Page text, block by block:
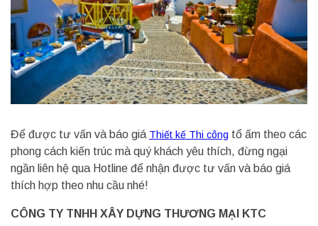
Để được tư vấn và báo giá Thiết kế Thi công tổ ấm theo các
phong cách kiến trúc mà quý khách yêu thích, đừng ngại
ngần liên hệ qua Hotline để nhận được tư vấn và báo giá
thích hợp theo nhu cầu nhé!
CÔNG TY TNHH XÂY DỰNG THƯƠNG MẠI KTC